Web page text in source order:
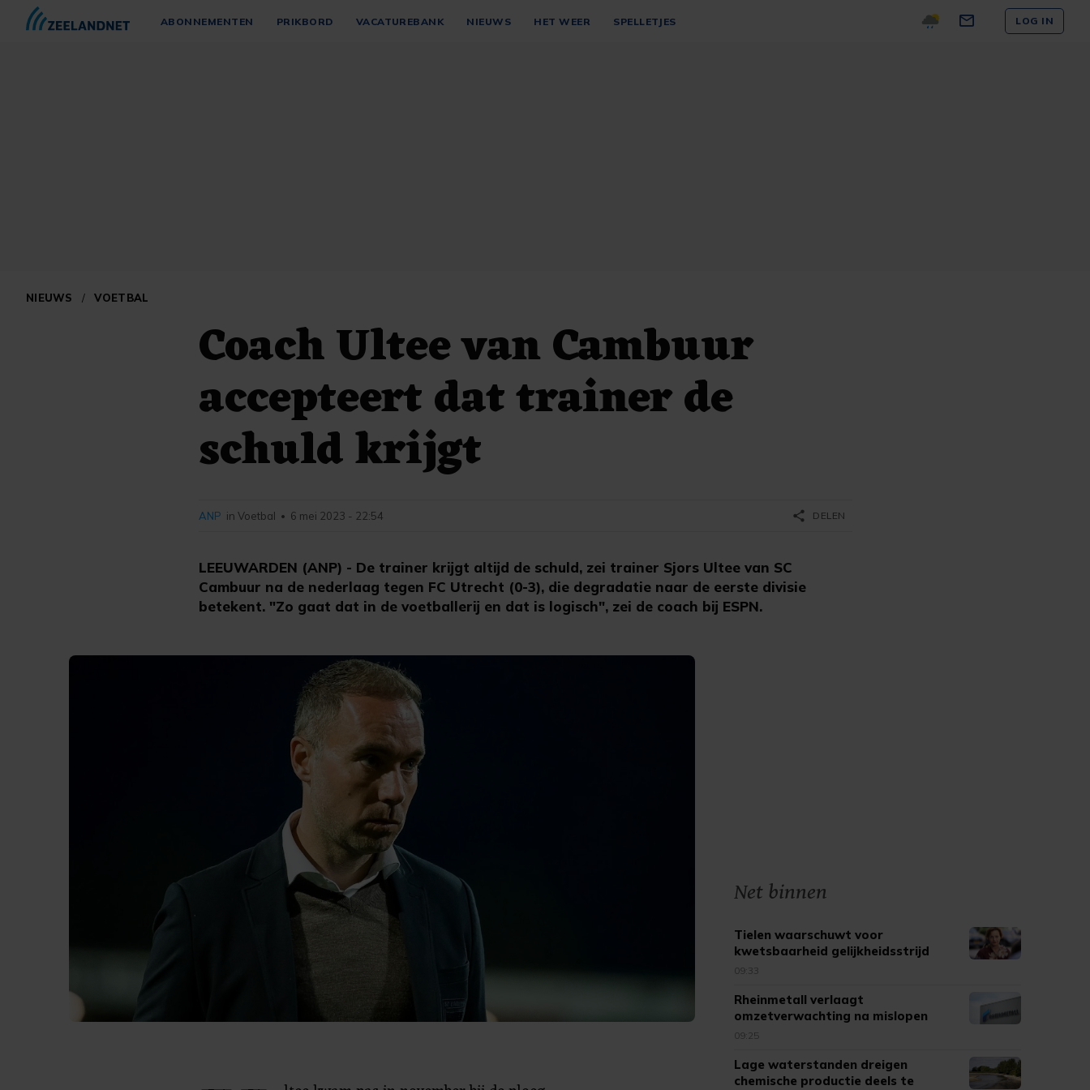
ABONNEMENTEN PRIKBORD VACATUREBANK NIEUWS HET WEER SPELLETJES LOG IN
NIEUWS / VOETBAL
Coach Ultee van Cambuur
accepteert dat trainer de
schuld krijgt
LEEUWARDEN (ANP) - De trainer krijgt altijd de schuld, zei trainer Sjors Ultee van SC
Cambuur na de nederlaag tegen FC Utrecht (0-3), die degradatie naar de eerste divisie
betekent. "Zo gaat dat in de voetballerij en dat is logisch", zei de coach bij ESPN.
ANP in Voetbal • 6 mei 2023 - 22:54 share DELEN
Net binnen
Tielen waarschuwt voor
kwetsbaarheid gelijkheidsstrijd
09:33
Rheinmetall verlaagt
omzetverwachting na mislopen
bouw fregatten
09:25
Lage waterstanden dreigen
chemische productie deels te